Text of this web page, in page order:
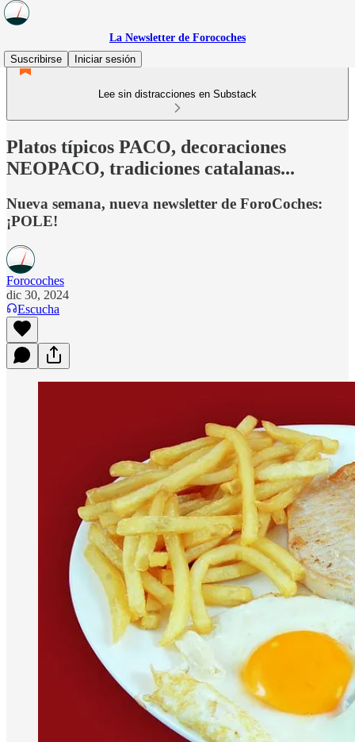
La Newsletter de Forocoches
Suscribirse
Iniciar sesión
Lee sin distracciones en Substack
Platos típicos PACO, decoraciones
NEOPACO, tradiciones catalanas...
Nueva semana, nueva newsletter de ForoCoches:
¡POLE!
Forocoches
dic 30, 2024
Escucha